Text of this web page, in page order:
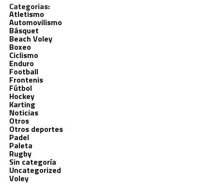
Categorias:
Atletismo
Automovilismo
Básquet
Beach Voley
Boxeo
Ciclismo
Enduro
Football
Frontenis
Fútbol
Hockey
Karting
Noticias
Otros
Otros deportes
Padel
Paleta
Rugby
Sin categoría
Uncategorized
Voley